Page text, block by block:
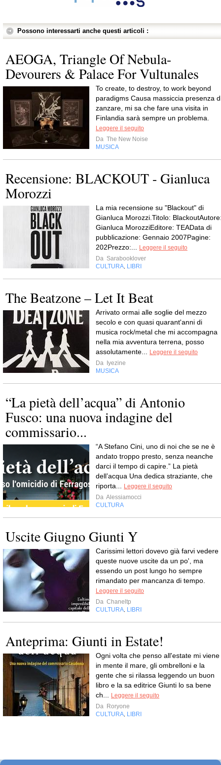
Possono interessarti anche questi articoli :
AEOGA, Triangle Of Nebula-
Devourers & Palace For Vultunales
To create, to destroy, to work beyond
paradigms Causa massiccia presenza
zanzare, mi sa che fare una visita in
Finlandia sarà sempre un problema.
Leggere il seguito
Da The New Noise
MUSICA
Recensione: BLACKOUT - Gianluca
Morozzi
La mia recensione su "Blackout" di
Gianluca Morozzi.Titolo:
Gianluca MorozziEditore: TEAData di
pubblicazione: Gennaio 2007Pagine:
202Prezzo:...
Leggere il seguito
Da Sarabooklover
CULTURA LIBRI
The Beatzone – Let It Beat
Arrivato ormai alle soglie del mezzo
secolo e con quasi quarant'anni di
musica rock/metal che mi accompagna
nella mia avventura terrena, posso
assolutamente...
Leggere il seguito
Da
Iyezine
MUSICA
“La pietà dell’acqua” di Antonio
Fusco: una nuova indagine del
commissario...
“A Stefano Cini, uno di noi che se ne è
andato troppo presto, senza neanche
darci il tempo di capire.” La pietà
dell’acqua Una dedica straziante, che
riporta...
Leggere il seguito
Da Alessiamocci
CULTURA
Uscite Giugno Giunti Y
Carissimi lettori dovevo già farvi vedere
queste nuove uscite da un po', ma
essendo un post lungo ho sempre
rimandato per mancanza di tempo.
Leggere il seguito
Da Chaneltp
CULTURA LIBRI
Anteprima: Giunti in Estate!
Ogni volta che penso all'estate mi viene
in mente il mare, gli ombrelloni e la
gente che si rilassa leggendo un buon
libro e la sa editrice Giunti lo sa bene
ch...
Leggere il seguito
Da Roryone
CULTURA LIBRI